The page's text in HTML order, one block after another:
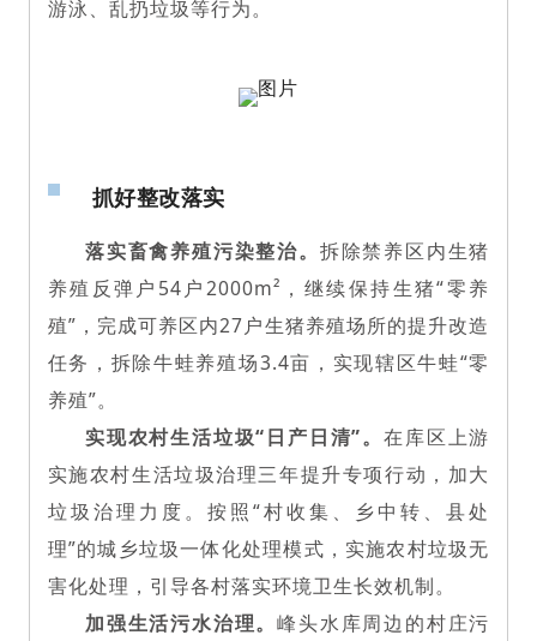
游泳、乱扔垃圾等行为。
抓好整改落实
落实畜禽养殖污染整治。 拆除禁养区内生猪
养殖反弹户54户2000m²，继续保持生猪“零养
殖”，完成可养区内27户生猪养殖场所的提升改造
任务，拆除牛蛙养殖场3.4亩，实现辖区牛蛙“零
养殖”。
实现农村生活垃圾“日产日清”。在库区上游
实施农村生活垃圾治理三年提升专项行动，加大
垃圾治理力度。按照“村收集、乡中转、县处
理”的城乡垃圾一体化处理模式，实施农村垃圾无
害化处理，引导各村落实环境卫生长效机制。
加强生活污水治理。峰头水库周边的村庄污